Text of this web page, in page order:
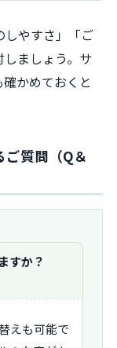
しやすさ」「ご
ましょう。サ
かめておくと
質問（Q＆
すか？
えも可能で